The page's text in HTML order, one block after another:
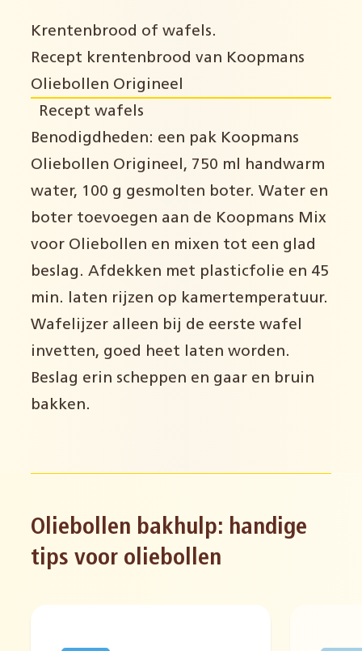
Krentenbrood of wafels.
Recept krentenbrood van Koopmans
Oliebollen Origineel
Recept wafels
Benodigdheden: een pak Koopmans
Oliebollen Origineel, 750 ml handwarm
water, 100 g gesmolten boter. Water en
boter toevoegen aan de Koopmans Mix
voor Oliebollen en mixen tot een glad
beslag. Afdekken met plasticfolie en 45
min. laten rijzen op kamertemperatuur.
Wafelijzer alleen bij de eerste wafel
invetten, goed heet laten worden.
Beslag erin scheppen en gaar en bruin
bakken.
Oliebollen bakhulp: handige
tips voor oliebollen